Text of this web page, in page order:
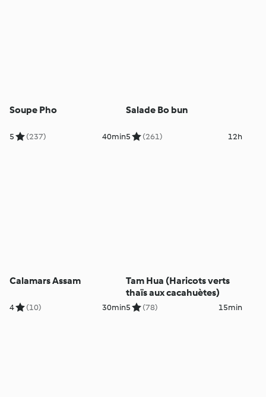
Soupe Pho
5 (237) 40min
Salade Bo bun
5 (261) 12h
Calamars Assam
4 (10) 30min
Tam Hua (Haricots verts
thaïs aux cacahuètes)
5 (78) 15min